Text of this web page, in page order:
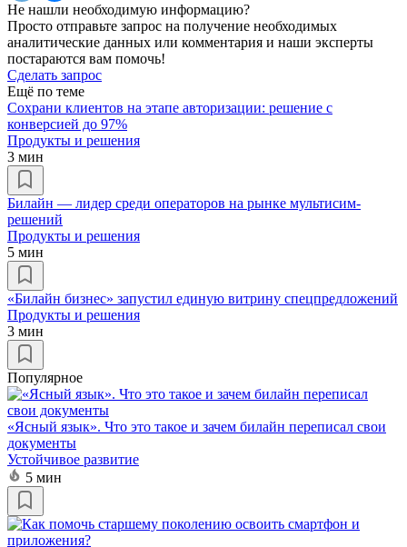
Не нашли необходимую информацию?
Просто отправьте запрос на получение необходимых
аналитические данных или комментария и наши эксперты
постараются вам помочь!
Сделать запрос
Ещё по теме
Cохрани клиентов на этапе авторизации: решение с
конверсией до 97%
Продукты и решения
3 мин
Билайн — лидер среди операторов на рынке мультисим-
решений
Продукты и решения
5 мин
«Билайн бизнес» запустил единую витрину спецпредложений
Продукты и решения
3 мин
Популярное
«Ясный язык». Что это такое и зачем билайн переписал свои
документы
Устойчивое развитие
5 мин